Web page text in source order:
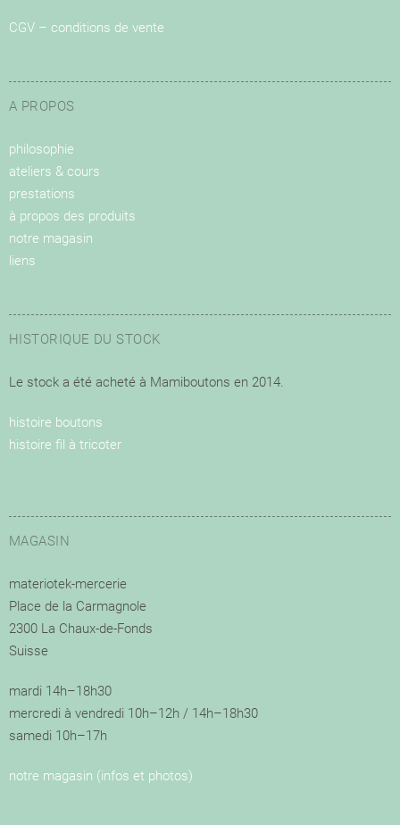
CGV – conditions de vente
A PROPOS
philosophie
ateliers & cours
prestations
à propos des produits
notre magasin
liens
HISTORIQUE DU STOCK
Le stock a été acheté à Mamiboutons en 2014.
histoire boutons
histoire fil à tricoter
MAGASIN
materiotek-mercerie
Place de la Carmagnole
2300 La Chaux-de-Fonds
Suisse
mardi 14h–18h30
mercredi à vendredi 10h–12h / 14h–18h30
samedi 10h–17h
notre magasin (infos et photos)